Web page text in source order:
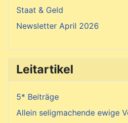
Staat & Geld
Newsletter April 2026
Leitartikel
5* Beiträge
Allein seligmachende ewige